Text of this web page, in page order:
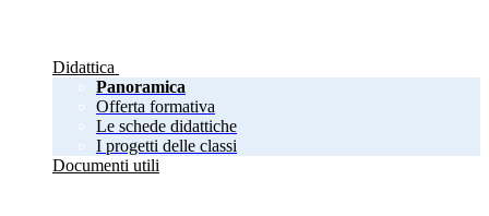
Didattica
Panoramica
Offerta formativa
Le schede didattiche
I progetti delle classi
Documenti utili